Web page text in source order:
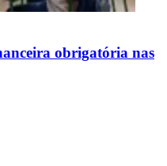
obrigatória nas